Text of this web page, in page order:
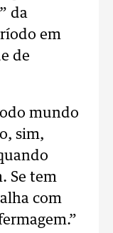
da
em
de
mundo
sim,
Se tem
com